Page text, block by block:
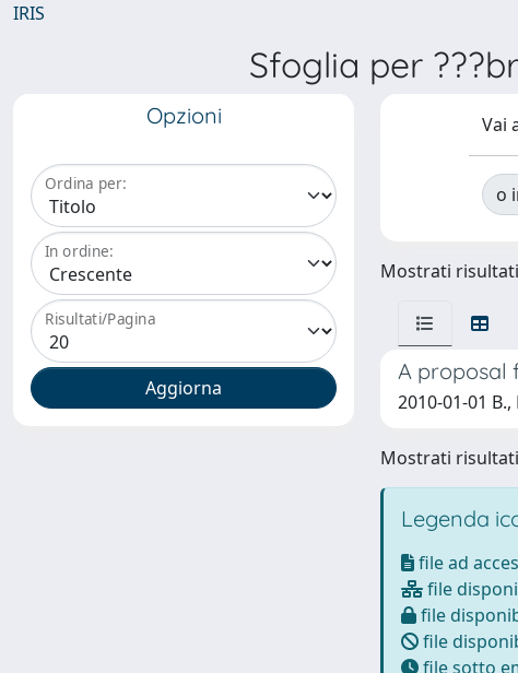
IRIS
Sfoglia per
Opzioni
Ordina per:
In ordine:
Risultati/Pagina
Vai
o
Mostrati
A proposal
2010-01-01
Mostrati
Legenda
file ad
file
file
file
file sotto